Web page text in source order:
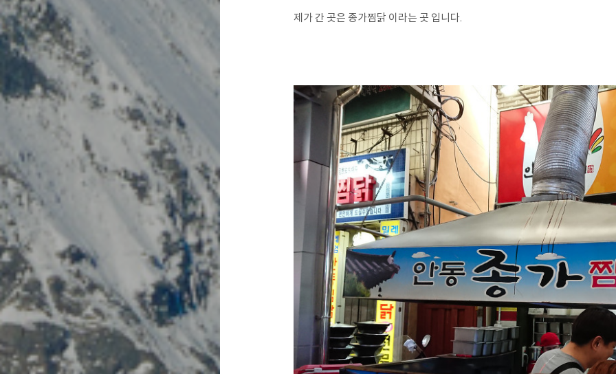
제가 간 곳은 종가찜닭 이라는 곳 입니다.